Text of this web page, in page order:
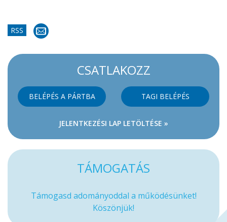
RSS
CSATLAKOZZ
BELÉPÉS A PÁRTBA TAGI BELÉPÉS
JELENTKEZÉSI LAP LETÖLTÉSE »
TÁMOGATÁS
Támogasd adományoddal a működésünket!
Köszönjük!